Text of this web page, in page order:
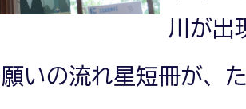
川が出
いの流れ星短冊が、